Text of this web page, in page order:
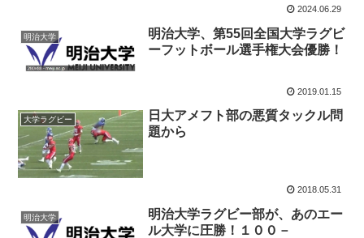
2024.06.29
明治大学
明治大学、第55回全国大学ラグビ
ーフットボール選手権大会優勝！
2019.01.15
大学ラグビー
日大アメフト部の悪質タックル問
題から
2018.05.31
明治大学
明治大学ラグビー部が、あのエー
ル大学に圧勝！１００－